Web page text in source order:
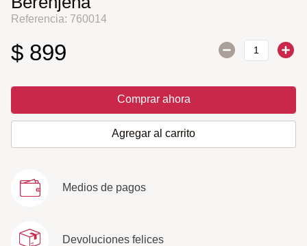
Referencia: 760014
$ 899
Comprar ahora
Agregar al carrito
Medios de pagos
Devoluciones felices